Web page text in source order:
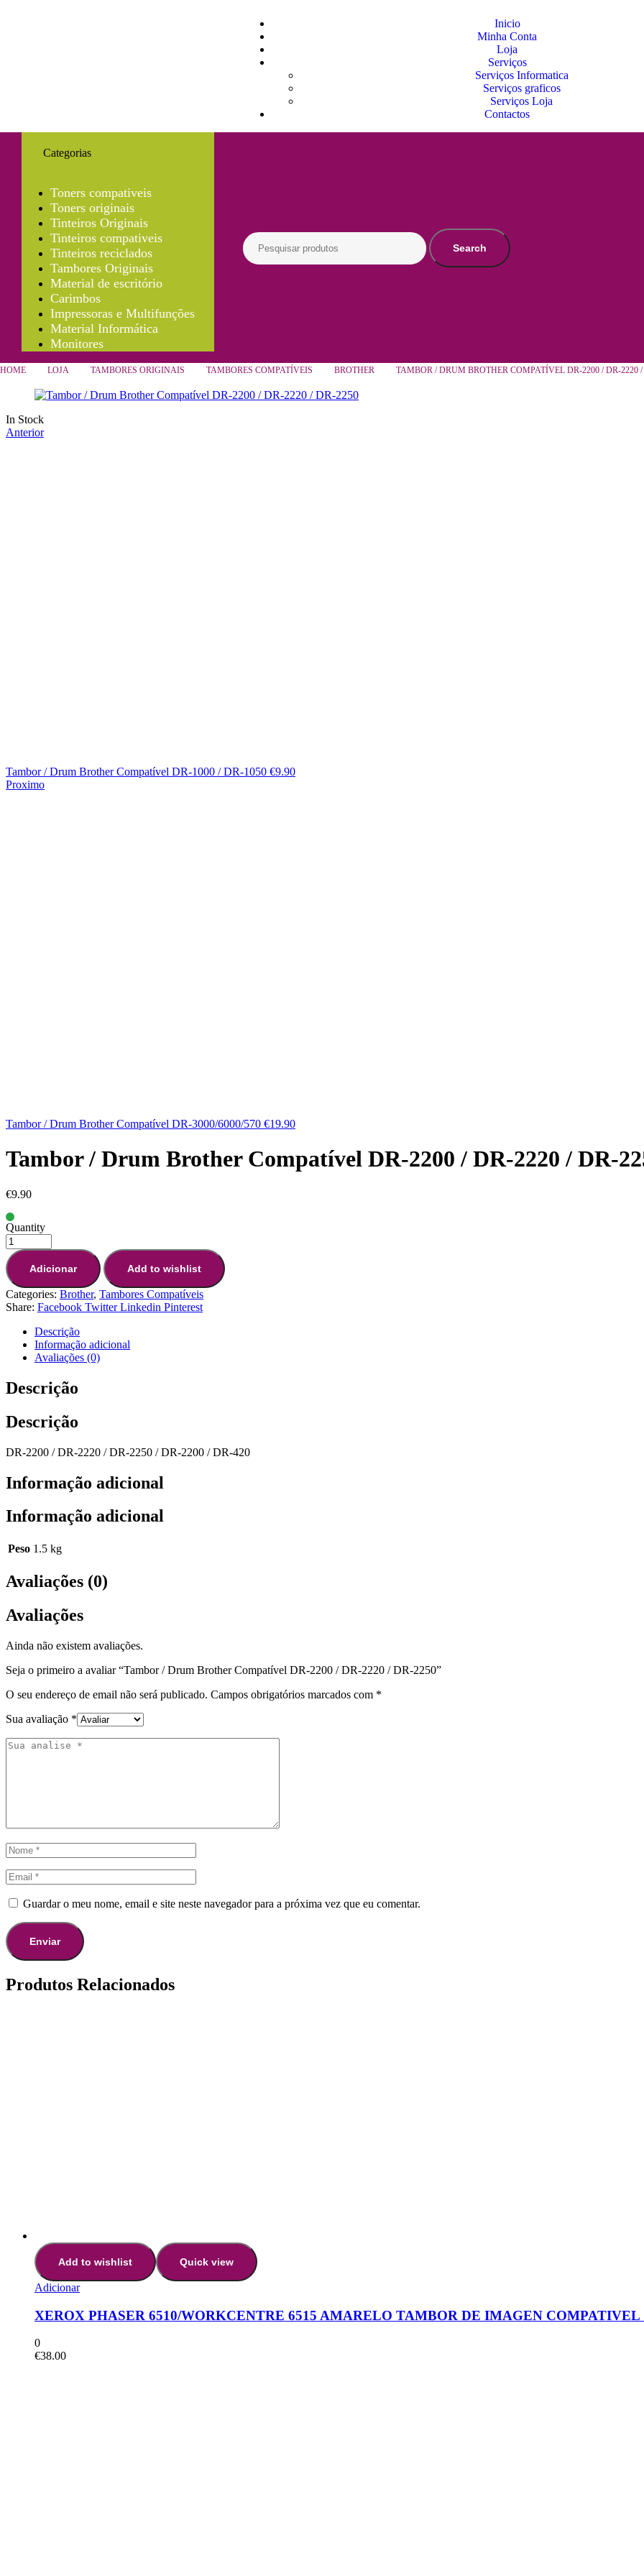
Inicio
Minha Conta
Loja
Serviços
Serviços Informatica
Serviços graficos
Serviços Loja
Contactos
Categorias
Toners compativeis
Toners originais
Tinteiros Originais
Tinteiros compativeis
Tinteiros reciclados
Tambores Originais
Material de escritório
Carimbos
Impressoras e Multifunções
Material Informática
Monitores
Search
HOME LOJA TAMBORES ORIGINAIS TAMBORES COMPATÍVEIS BROTHER TAMBOR / DRUM BROTHER COMPATÍVEL DR-2200 / DR-2220 /
In Stock
Anterior
Tambor / Drum Brother Compatível DR-1000 / DR-1050 €9.90
Proximo
Tambor / Drum Brother Compatível DR-3000/6000/570 €19.90
Tambor / Drum Brother Compatível DR-2200 / DR-2220 / DR-
€9.90
Quantity
Adicionar Add to wishlist
Categories: Brother, Tambores Compatíveis
Share: Facebook Twitter Linkedin Pinterest
Descrição
Informação adicional
Avaliações (0)
Descrição
Descrição
DR-2200 / DR-2220 / DR-2250 / DR-2200 / DR-420
Informação adicional
Informação adicional
Peso 1.5 kg
Avaliações (0)
Avaliações
Ainda não existem avaliações.
Seja o primeiro a avaliar “Tambor / Drum Brother Compatível DR-2200 / DR-2220 / DR-2250”
O seu endereço de email não será publicado. Campos obrigatórios marcados com *
Sua avaliação *
Guardar o meu nome, email e site neste navegador para a próxima vez que eu comentar.
Produtos Relacionados
Add to wishlist Quick view
Adicionar
XEROX PHASER 6510/WORKCENTRE 6515 AMARELO TAMBOR DE IMAGEN COMPATIVEL
0
€38.00